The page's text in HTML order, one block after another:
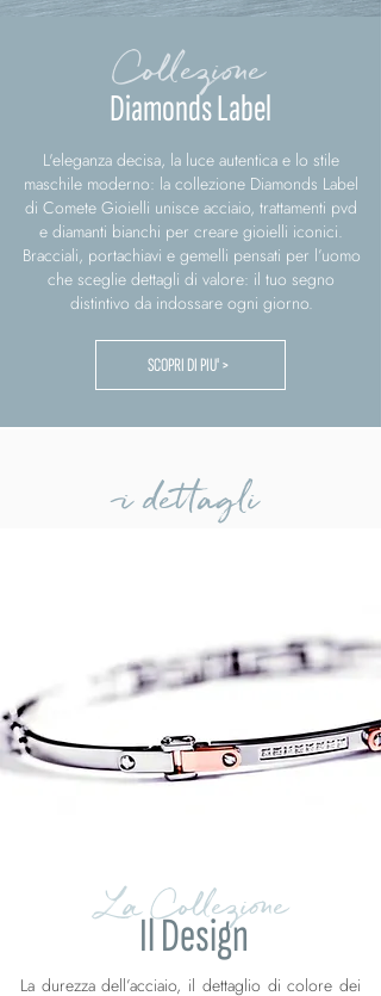
Collezione
Diamonds Label
L'eleganza decisa, la luce autentica e lo stile
maschile moderno: la collezione Diamonds Label
di Comete Gioielli unisce acciaio, trattamenti pvd
e diamanti bianchi per creare gioielli iconici.
Bracciali, portachiavi e gemelli pensati per l’uomo
che sceglie dettagli di valore: il tuo segno
distintivo da indossare ogni giorno.
SCOPRI DI PIU' >
i dettagli
La Collezione
Il Design
La durezza dell’acciaio, il dettaglio di colore dei